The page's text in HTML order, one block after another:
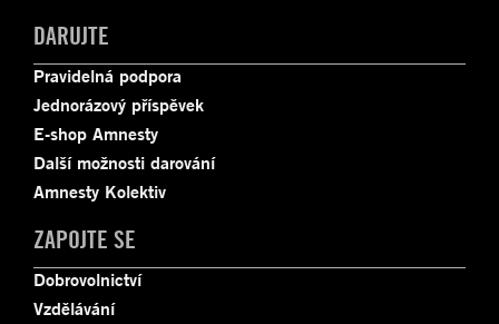
DARUJTE
Pravidelná podpora
Jednorázový příspěvek
E-shop Amnesty
Další možnosti darování
Amnesty Kolektiv
ZAPOJTE SE
Dobrovolnictví
Vzdělávání